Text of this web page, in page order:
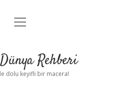
Anasayfa
Yasal Uyarı
menüyü
Rehberi
dolu keyifli bir macera!